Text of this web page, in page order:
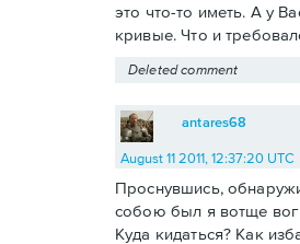
это что-то иметь. А у
кривые. Что и
Deleted comment
antares68
August 11 2011, 12:37:20 UTC
Проснувшись,
собою был я вотще
Куда кидаться? Как